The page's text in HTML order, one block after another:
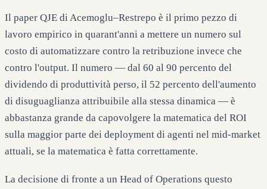
Il paper QJE di Acemoglu–Restrepo è il primo pezzo di
lavoro empirico in quarant'anni a mettere un numero sul
costo di automatizzare contro la retribuzione invece che
contro l'output. Il numero — dal 60 al 90 percento del
dividendo di produttività perso, il 52 percento dell'aumento
di disuguaglianza attribuibile alla stessa dinamica — è
abbastanza grande da capovolgere la matematica del ROI
sulla maggior parte dei deployment di agenti nel mid-market
attuali, se la matematica è fatta correttamente.
La decisione di fronte a un Head of Operations questo